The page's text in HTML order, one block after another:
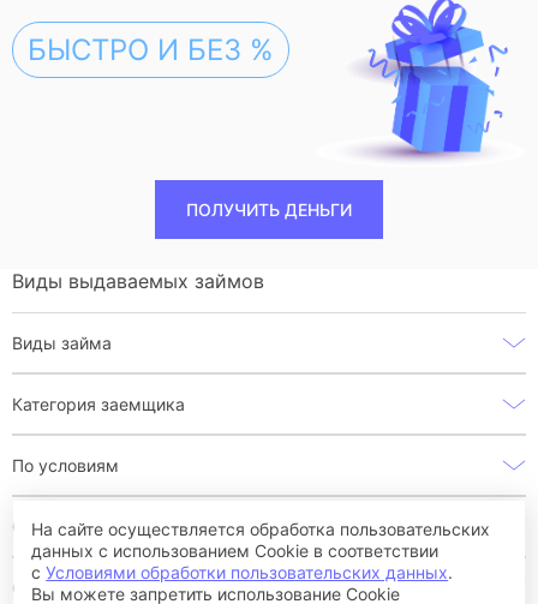
БЫСТРО И БЕЗ %
ПОЛУЧИТЬ ДЕНЬГИ
Виды выдаваемых займов
Виды займа
Категория заемщика
По условиям
Скорость выплаты
Сроки
На сайте осуществляется обработка пользовательских
данных с использованием Cookie в соответствии
сУсловиями обработки пользовательских данных.
Вы можете запретить использование Cookie